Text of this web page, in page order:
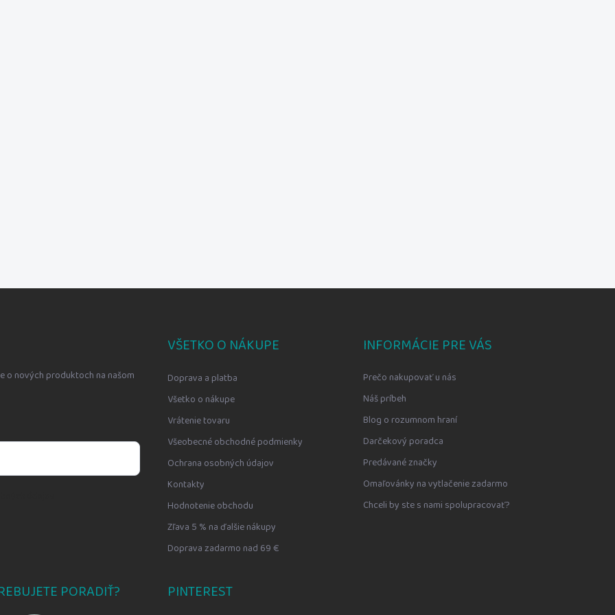
o nových produktoch na našom
VŠETKO O NÁKUPE
Doprava a platba
Všetko o nákupe
Vrátenie tovaru
Všeobecné obchodné podmienky
Ochrana osobných údajov
Kontakty
Hodnotenie obchodu
Zľava 5 % na ďalšie nákupy
Doprava zadarmo nad 69 €
INFORMÁCIE PRE VÁS
Prečo nakupovať u nás
Náš príbeh
Blog o rozumnom hraní
Darčekový poradca
Predávané značky
Omaľovánky na vytlačenie zadarmo
Chceli by ste s nami spolupracovať?
PORADIŤ? PINTEREST